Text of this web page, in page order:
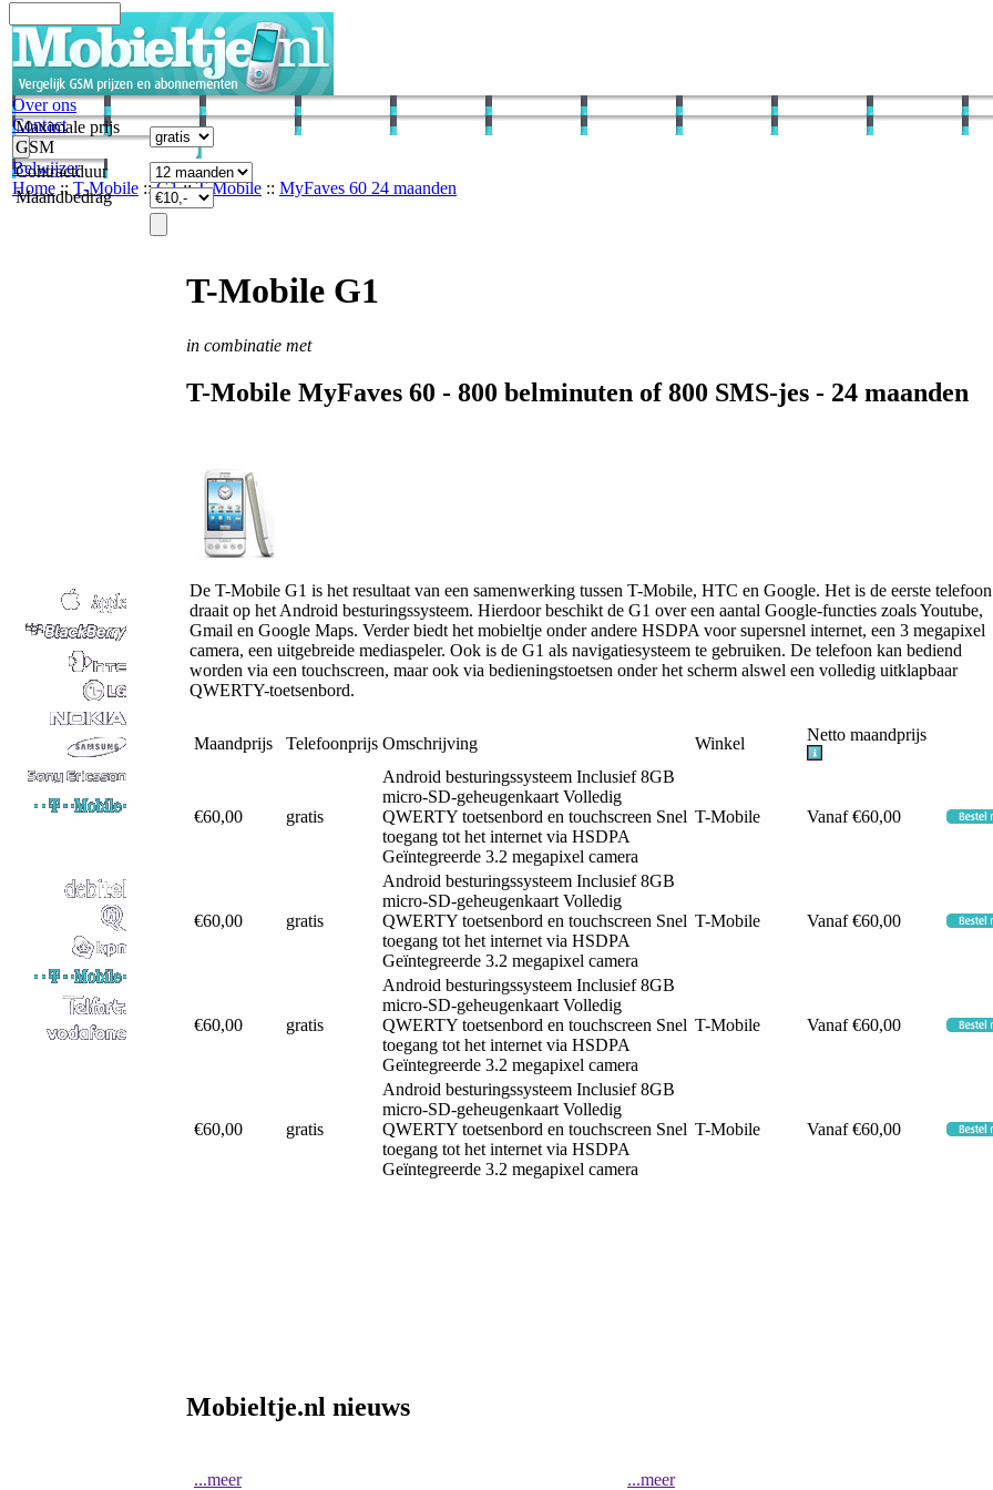
Over ons
Contact
Belwijzer
Home :: T-Mobile ::G1::T-Mobile :: MyFaves 60 24 maanden
Maximale prijs
GSM
Contractduur
Maandbedrag
T-Mobile G1
in combinatie met
T-Mobile MyFaves 60 - 800 belminuten of800 SMS-jes - 24 maanden
De T-Mobile G1 is het resultaat van een samenwerking tussen T-Mobile, HTC en Google. Het is de eerste
draait op het Android besturingssysteem. Hierdoor beschikt de G1 over een aantal Google-functies zoals Youtube,
Gmail en Google Maps. Verder biedt het mobieltje onder andere HSDPA voor supersnel internet, een 3 megapixel
camera, een uitgebreide mediaspeler. Ook is de G1 als navigatiesysteem te gebruiken. De telefoon kan bediend
worden via een touchscreen, maar ook via bedieningstoetsen onder het scherm alswel een volledig uitklapbaar
QWERTY-toetsenbord.
Maandprijs Telefoonprijs Omschrijving Winkel Netto maandprijs
€60,00 gratis
Android besturingssysteem Inclusief 8GB
micro-SD-geheugenkaart Volledig
QWERTY toetsenbord en touchscreen Snel
toegang tot het internet via HSDPA
Geïntegreerde 3.2 megapixel camera
T-Mobile Vanaf €60,00
€60,00 gratis
Android besturingssysteem Inclusief 8GB
micro-SD-geheugenkaart Volledig
QWERTY toetsenbord en touchscreen Snel
toegang tot het internet via HSDPA
Geïntegreerde 3.2 megapixel camera
T-Mobile Vanaf €60,00
€60,00 gratis
Android besturingssysteem Inclusief 8GB
micro-SD-geheugenkaart Volledig
QWERTY toetsenbord en touchscreen Snel
toegang tot het internet via HSDPA
Geïntegreerde 3.2 megapixel camera
T-Mobile Vanaf €60,00
€60,00 gratis
Android besturingssysteem Inclusief 8GB
micro-SD-geheugenkaart Volledig
QWERTY toetsenbord en touchscreen Snel
toegang tot het internet via HSDPA
Geïntegreerde 3.2 megapixel camera
T-Mobile Vanaf €60,00
Mobieltje.nl nieuws
...meer ...meer